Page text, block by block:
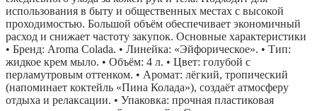
использования в быту и общественных местах с высокой
проходимостью. Большой объём обеспечивает экономичный
расход и снижает частоту закупок. Основные характеристики
• Бренд: Aroma Colada. • Линейка: «Эйфорическое». • Тип:
жидкое крем мыло. • Объём: 4 л. • Цвет: голубой с
перламутровым оттенком. • Аромат: лёгкий, тропический
(напоминает коктейль «Пина Колада»), создаёт атмосферу
отдыха и релаксации. • Упаковка: прочная пластиковая